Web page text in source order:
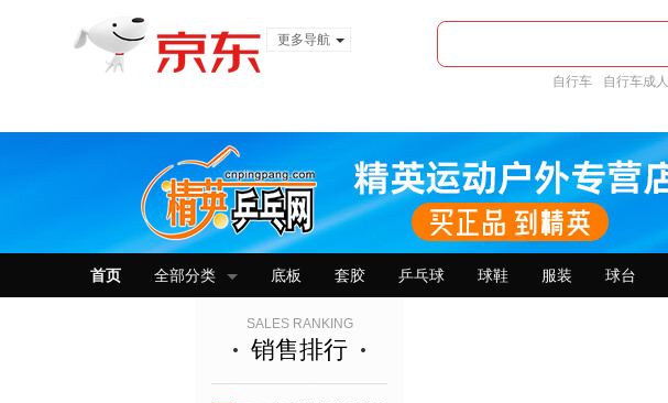
更多导航
自行车 自行车成人
首页 全部分类 底板 套胶 乒乓球 球鞋 服装 球台
SALES RANKING
销售排行